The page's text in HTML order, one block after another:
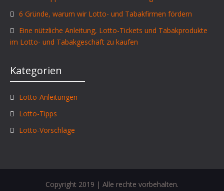
6 Gründe, warum wir Lotto- und Tabakfirmen fördern
Eine nützliche Anleitung, Lotto-Tickets und Tabakprodukte
im Lotto- und Tabakgeschäft zu kaufen
Kategorien
Lotto-Anleitungen
Lotto-Tipps
Lotto-Vorschläge
Copyright 2019 | Alle rechte vorbehalten.